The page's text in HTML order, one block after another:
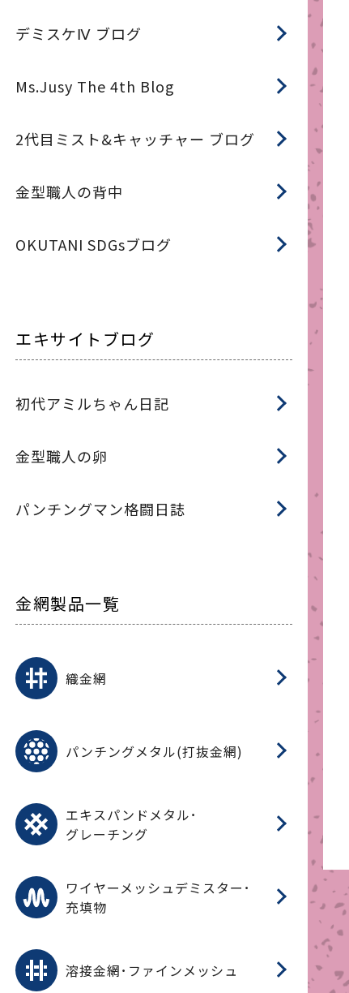
デミスケⅣ ブログ
Ms.Jusy The 4th Blog
2代目ミスト&キャッチャー ブログ
金型職人の背中
OKUTANI SDGsブログ
エキサイトブログ
初代アミルちゃん日記
金型職人の卵
パンチングマン格闘日誌
金網製品一覧
織金網
パンチングメタル(打抜金網)
エキスパンドメタル･
グレーチング
ワイヤーメッシュデミスター･
充填物
溶接金網･ファインメッシュ